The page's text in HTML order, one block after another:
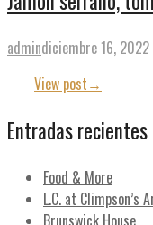
admindiciembre 16, 2022
View post→
Entradas recientes
Food & More
L.C. at Climpson’s